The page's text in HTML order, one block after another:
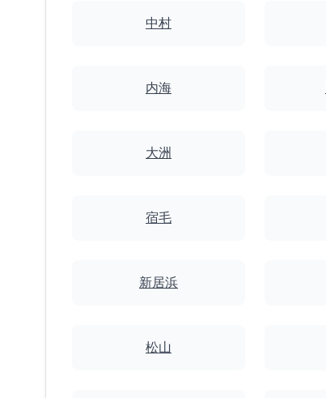
中村
内海
大洲
宿毛
新居浜
松山